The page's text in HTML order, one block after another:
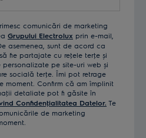
comunicări de marketing
Grupului Electrolux prin e-mail,
asemenea, sunt de acord ca
fie partajate cu reţele terţe și
pe site-uri web și
socială terţe. Îmi pot retrage
moment. Confirm că am împlinit
detaliate pot fi găsite în
Confidenţialitatea Datelor. Te
de marketing